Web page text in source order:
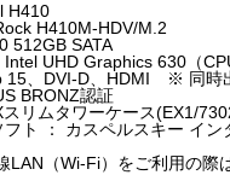
H410
H410M-HDV/M.2
512GB SATA
UHD Graphics 630（
15、DVI-D、HDMI ※ 同時
BRONZ認証
リムタワーケース(EX1/
ト ： カスペルスキー イン
LAN（Wi-Fi）をご利用の際